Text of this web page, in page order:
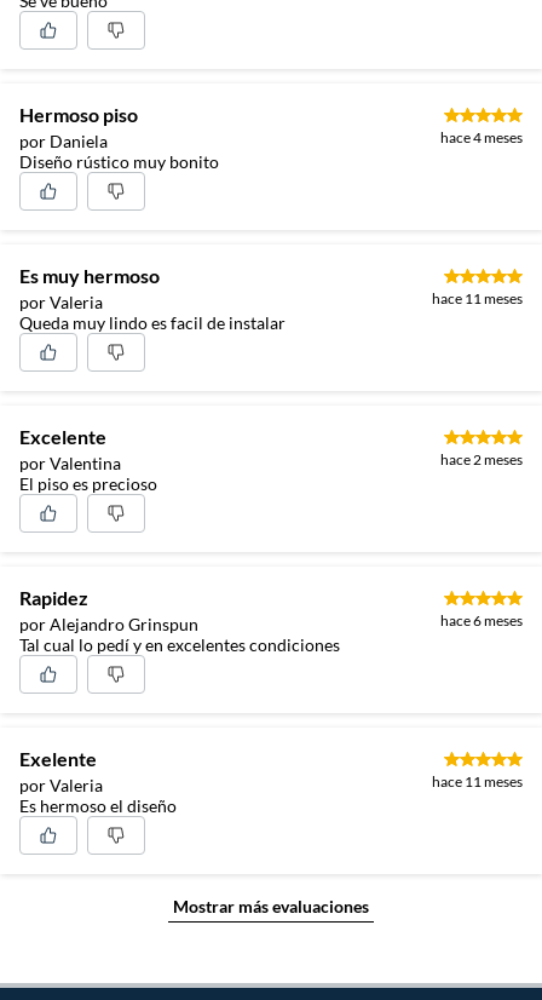
Hermoso piso
por Daniela hace 4 meses
Diseño rústico muy bonito
Es muy hermoso
por Valeria hace 11 meses
Queda muy lindo es facil de instalar
Excelente
por Valentina hace 2 meses
El piso es precioso
Rapidez
por Alejandro Grinspun hace 6 meses
Tal cual lo pedí y en excelentes condiciones
Exelente
por Valeria hace 11 meses
Es hermoso el diseño
Mostrar más evaluaciones